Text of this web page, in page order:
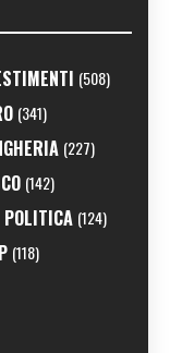
(508)
(341)
(227)
(142)
POLITICA (124)
(118)